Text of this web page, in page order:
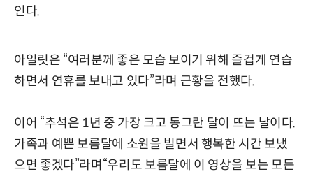
인다.
아일릿은 “여러분께 좋은 모습 보이기 위해 즐겁게 연습
하면서 연휴를 보내고 있다”라며 근황을 전했다.
이어 “추석은 1년 중 가장 크고 동그란 달이 뜨는 날이다.
가족과 예쁜 보름달에 소원을 빌면서 행복한 시간 보냈
으면 좋겠다”라며“우리도 보름달에 이 영상을 보는 모든